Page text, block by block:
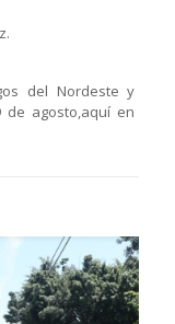
del Nordeste y
de agosto,aquí en